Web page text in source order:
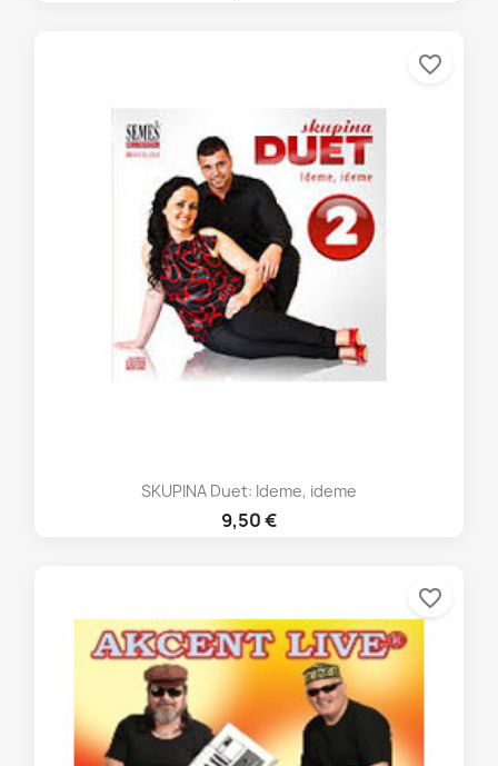
SKUPINA Duet: Ideme, ideme
9,50 €
favorite_border
favorite_border